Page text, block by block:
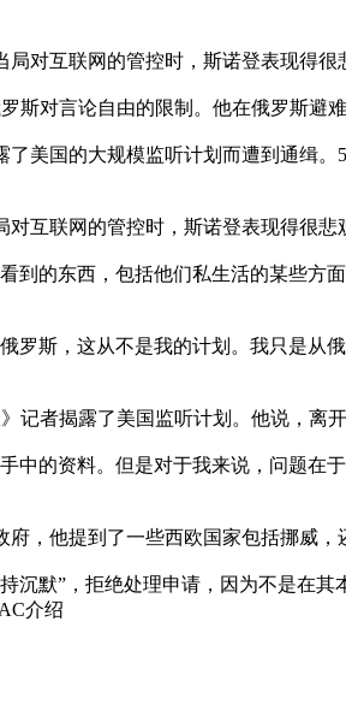
互联网的管控时，斯诺登表现得很
对言论自由的限制。他在俄罗斯避难
国的大规模监听计划而遭到通缉。
联网的管控时，斯诺登表现得很悲
的东西，包括他们私生活的某些方
斯，这从不是我的计划。我只是从
者揭露了美国监听计划。他说，离
的资料。但是对于我来说，问题在
他提到了一些西欧国家包括挪威，
”，拒绝处理申请，因为不是在其
介绍